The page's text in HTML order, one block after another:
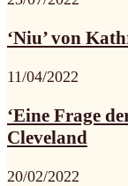
‘Niu’ von
11/04/2022
‘Eine Frage
Cleveland
20/02/2022